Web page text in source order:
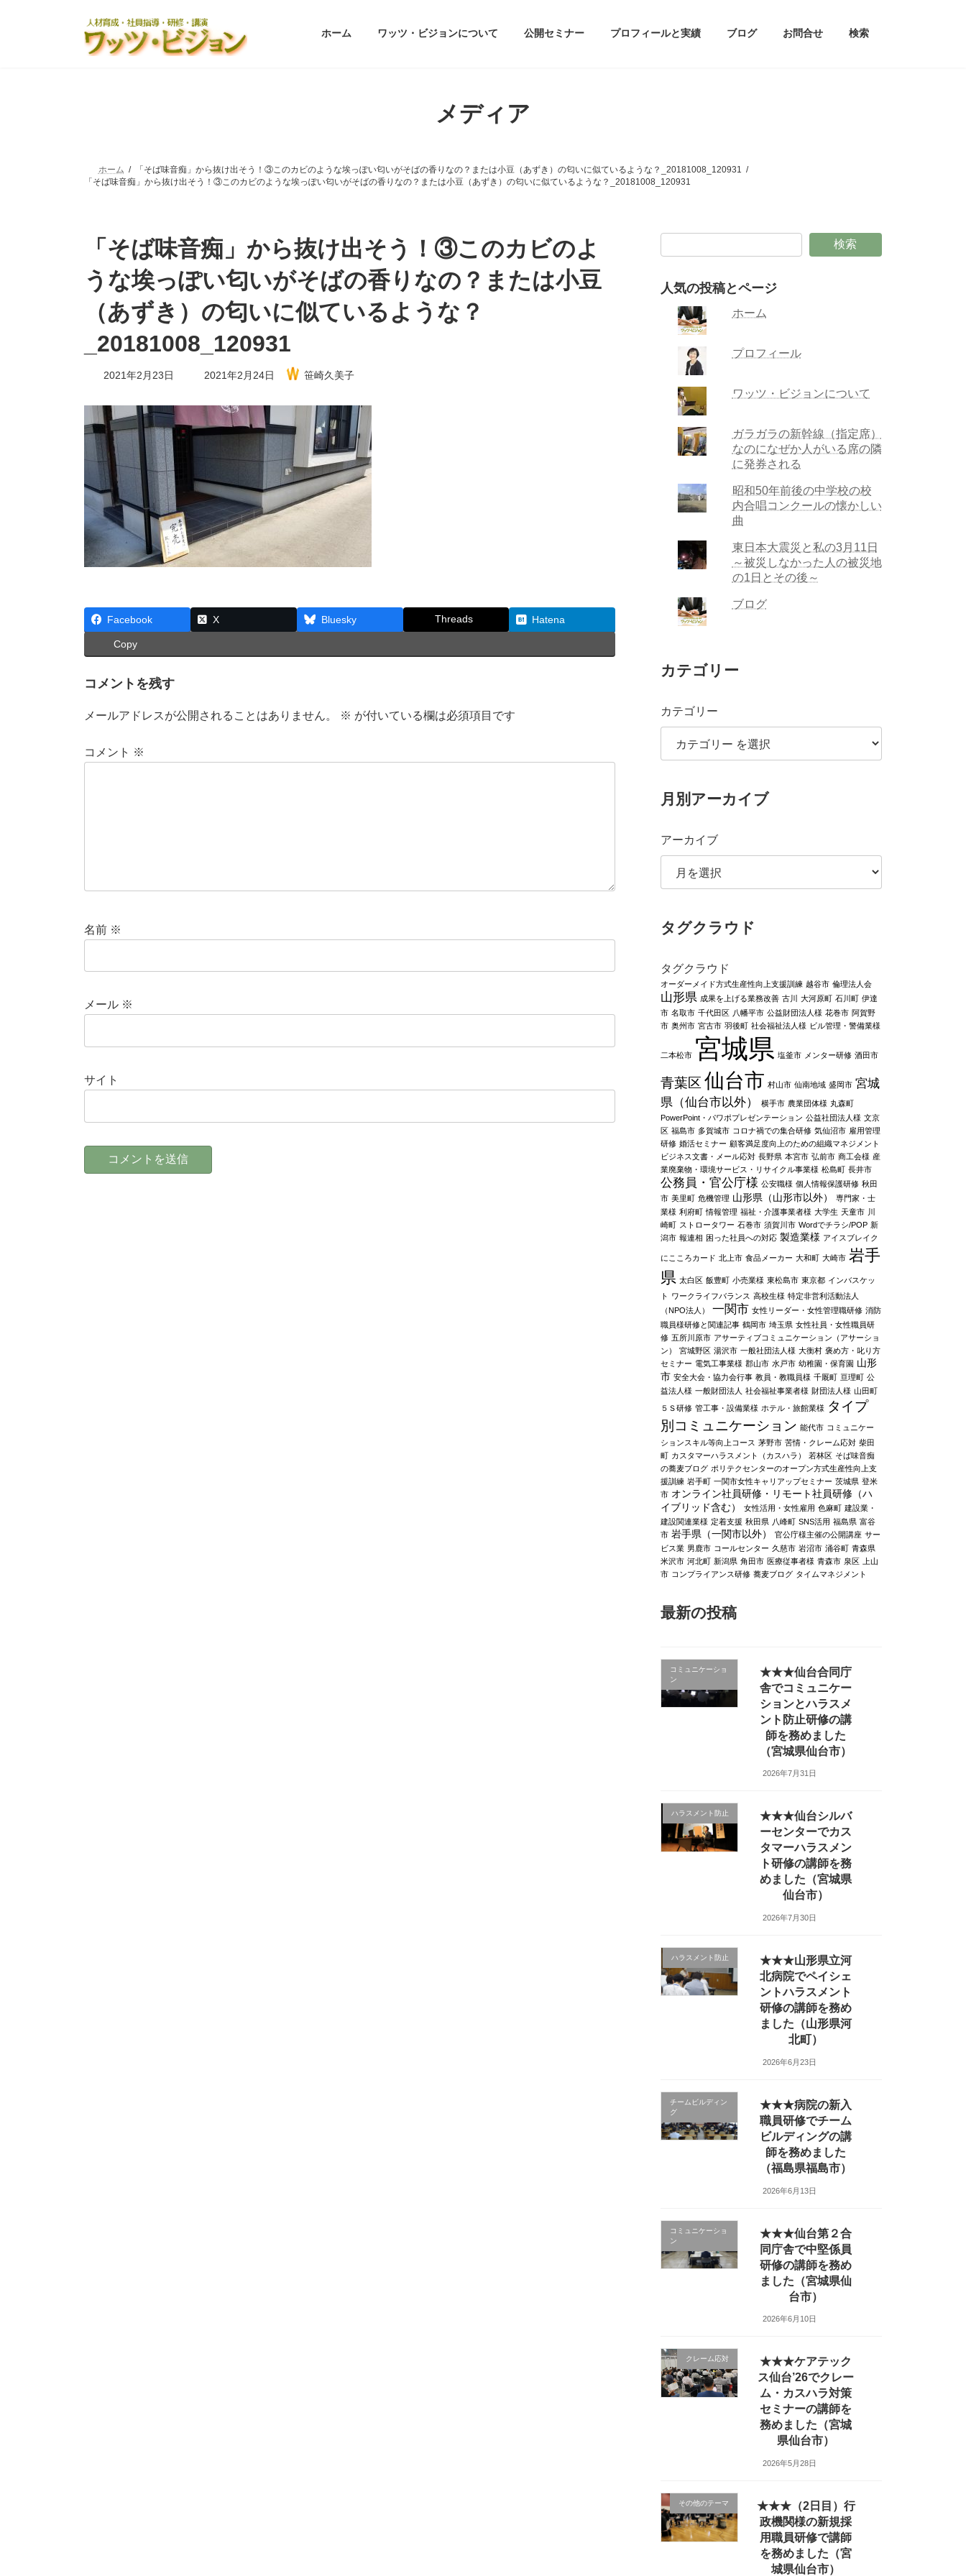
ホーム ワッツ・ビジョンについて 公開セミナー プロフィールと実績 ブログ お問合せ 検索
メディア
ホーム
「そば味音痴」から抜け出そう！③このカビのような埃っぽい匂いがそばの香りなの？または小豆（あずき）の匂いに似ているような？_20181008_120931
「そば味音痴」から抜け出そう！③このカビのような埃っぽい匂いがそばの香りなの？または小豆（あずき）の匂いに似ているような？_20181008_120931
「そば味音痴」から抜け出そう！③このカビのよ
うな埃っぽい匂いがそばの香りなの？または小豆
（あずき）の匂いに似ているような？
_20181008_120931
2021年2月23日
最
終
新
日
時
2021年2月24日 笹崎久美子
Facebook X Bluesky Threads Hatena
Copy
コメントを残す
メールアドレスが公開されることはありません。 ※ が付いている欄は必須項目です
コメント ※
名前 ※
メール ※
サイト
検索
人気の投稿とページ
ホーム
プロフィール
ワッツ・ビジョンについて
ガラガラの新幹線（指定席）
なのになぜか人がいる席の隣
に発券される
昭和50年前後の中学校の校
内合唱コンクールの懐かしい
曲
東日本大震災と私の3月11日
～被災しなかった人の被災地
の1日とその後～
ブログ
カテゴリー
カテゴリー
月別アーカイブ
アーカイブ
タグクラウド
タグクラウド
オーダーメイド方式生産性向上支援訓練 越谷市 倫理法人会
山形県 成果を上げる業務改善 古川 大河原町 石川町 伊達
市 名取市 千代田区 八幡平市 公益財団法人様 花巻市 阿賀野
市 奥州市 宮古市 羽後町 社会福祉法人様 ビル管理・警備業様
二本松市 宮城県 塩釜市 メンター研修 酒田市
青葉区 仙台市 村山市 仙南地域 盛岡市 宮城
県（仙台市以外）
横手市 農業団体様 丸森町
PowerPoint・パワポプレゼンテーション 公益社団法人様 文京
区 福島市 多賀城市 コロナ禍での集合研修 気仙沼市 雇用管理
研修 婚活セミナー 顧客満足度向上のための組織マネジメント
ビジネス文書・メール応対 長野県 本宮市 弘前市 商工会様 産
業廃棄物・環境サービス・リサイクル事業様 松島町 長井市
公務員・官公庁様 公安職様 個人情報保護研修 秋田
市 美里町 危機管理 山形県（山形市以外）
専門家・士
業様 利府町 情報管理 福祉・介護事業者様 大学生 天童市 川
崎町 ストロータワー 石巻市 須賀川市 Wordでチラシ/POP 新
潟市 報連相 困った社員への対応 製造業様 アイスブレイク
にこころカード 北上市 食品メーカー 大和町 大崎市 岩手
県 太白区 飯豊町 小売業様 東松島市 東京都 インバスケッ
ト ワークライフバランス 高校生様 特定非営利活動法人
（NPO法人）
一関市 女性リーダー・女性管理職研修 消防
職員様研修と関連記事 鶴岡市 埼玉県 女性社員・女性職員研
修 五所川原市 アサーティブコミュニケーション（アサーショ
ン）
宮城野区 湯沢市 一般社団法人様 大衡村 褒め方・叱り方
セミナー 電気工事業様 郡山市 水戸市 幼稚園・保育園 山形
市 安全大会・協力会行事 教員・教職員様 千厩町 亘理町 公
益法人様 一般財団法人 社会福祉事業者様 財団法人様 山田町
５Ｓ研修 管工事・設備業様 ホテル・旅館業様 タイプ
別コミュニケーション 能代市 コミュニケー
ションスキル等向上コース 茅野市 苦情・クレーム応対 柴田
町 カスタマーハラスメント（カスハラ） 若林区 そば味音痴
の蕎麦ブログ ポリテクセンターのオープン方式生産性向上支
援訓練 岩手町 一関市女性キャリアップセミナー 茨城県 登米
市 オンライン社員研修・リモート社員研修（ハ
イブリッド含む）
女性活用・女性雇用 色麻町 建設業・
建設関連業様 定着支援 秋田県 八峰町 SNS活用 福島県 富谷
市 岩手県（一関市以外） 官公庁様主催の公開講座 サー
ビス業 男鹿市 コールセンター 久慈市 岩沼市 涌谷町 青森県
米沢市 河北町 新潟県 角田市 医療従事者様 青森市 泉区
上山
市 コンプライアンス研修 蕎麦ブログ タイムマネジメント
最新の投稿
コミュニケーショ
ン
★★★仙台合同庁
舎でコミュニケー
ションとハラスメ
ント防止研修の講
師を務めました
（宮城県仙台市）
2026年7月31日
ハラスメント防止
★★★仙台シルバ
ーセンターでカス
タマーハラスメン
ト研修の講師を務
めました（宮城県
仙台市）
2026年7月30日
ハラスメント防止
★★★山形県立河
北病院でペイシェ
ントハラスメント
研修の講師を務め
ました（山形県河
北町）
2026年6月23日
チームビルディン
グ
★★★病院の新入
職員研修でチーム
ビルディングの講
師を務めました
（福島県福島市）
2026年6月13日
コミュニケーショ
ン
★★★仙台第２合
同庁舎で中堅係員
研修の講師を務め
ました（宮城県仙
台市）
2026年6月10日
クレーム応対
★★★ケアテック
ス仙台’26でクレー
ム・カスハラ対策
セミナーの講師を
務めました（宮城
県仙台市）
2026年5月28日
その他のテーマ
★★★（2日目）行
政機関様の新規採
用職員研修で講師
を務めました（宮
城県仙台市）